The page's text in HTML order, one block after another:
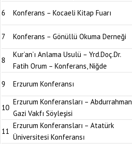
6
Konferans – Kocaeli Kitap Fuarı
7
Konferans – Gönüllü Okuma Derneği
8
Kur’an’ı Anlama Usulü – Yrd.Doç.Dr.
Fatih Orum – Konferans, Niğde
9
Erzurum Konferansı
10
Erzurum Konferansları – Abdurrahman
Gazi Vakfı Söyleşisi
11
Erzurum Konferansları – Atatürk
Üniversitesi Konferansı